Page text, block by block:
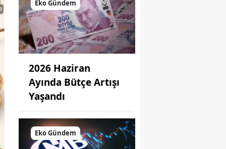
Eko Gündem
2026 Haziran
Ayında Bütçe Artışı
Yaşandı
Eko Gündem